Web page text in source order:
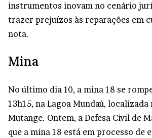
instrumentos inovam no cenário
trazer prejuízos às reparações em
nota.
Mina
No último dia 10, a mina 18 se
13h15, na Lagoa Mundaú,
Mutange. Ontem, a Defesa Civil de
que a mina 18 está em processo de